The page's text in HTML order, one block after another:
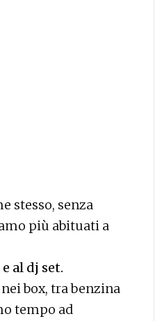
stesso, senza
più abituati a
al dj set.
box, tra benzina
tempo ad